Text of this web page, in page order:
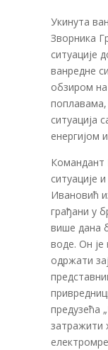
Укинута
Зворника
ситуације
ванредне
обзиром
ситуација
енергијом
Командант
ситуације
Ивановић
грађани у
више дана
воде. Он
одржати
предузећа
затражити